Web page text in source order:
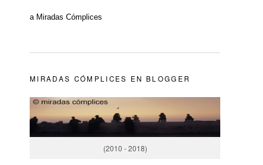
a Miradas Cómplices
MIRADAS CÓMPLICES EN BLOGGER
(2010 - 2018)